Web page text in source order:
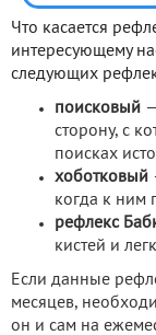
Что касается
интересующему
следующих
поисковый
сторону, с
поисках
хоботковый
когда к ним
рефлекс
кистей и
Если данные
месяцев,
он и сам на